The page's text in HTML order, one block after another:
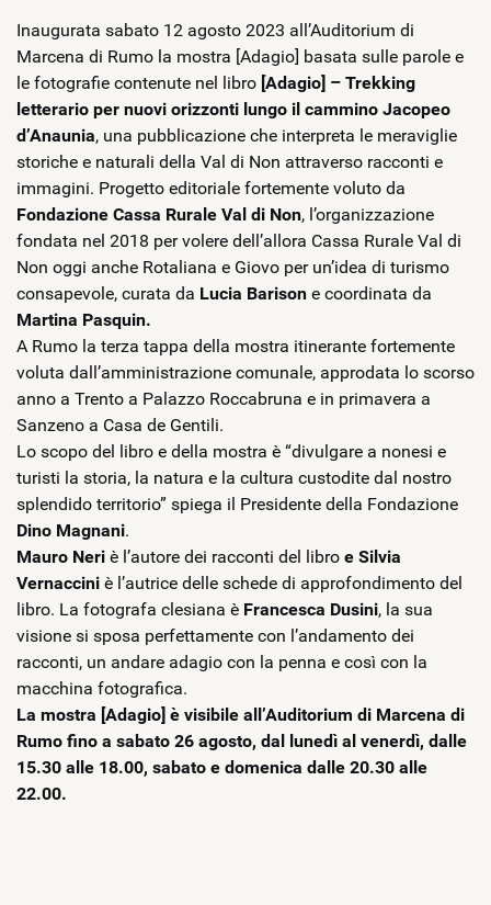
Inaugurata sabato 12 agosto 2023 all’Auditorium di
Marcena di Rumo la mostra [Adagio] basata sulle parole e
le fotografie contenute nel libro [Adagio] – Trekking
letterario per nuovi orizzonti lungo il cammino Jacopeo
d’Anaunia, una pubblicazione che interpreta le meraviglie
storiche e naturali della Val di Non attraverso racconti e
immagini. Progetto editoriale fortemente voluto da
Fondazione Cassa Rurale Val di Non, l’organizzazione
fondata nel 2018 per volere dell’allora Cassa Rurale Val di
Non oggi anche Rotaliana e Giovo per un’idea di turismo
consapevole, curata da Lucia Barison e coordinata da
Martina Pasquin.
A Rumo la terza tappa della mostra itinerante fortemente
voluta dall’amministrazione comunale, approdata lo scorso
anno a Trento a Palazzo Roccabruna e in primavera a
Sanzeno a Casa de Gentili.
Lo scopo del libro e della mostra è “divulgare a nonesi e
turisti la storia, la natura e la cultura custodite dal nostro
splendido territorio” spiega il Presidente della Fondazione
Dino Magnani.
Mauro Neri è l’autore dei racconti del libro e Silvia
Vernaccini è l’autrice delle schede di approfondimento del
libro. La fotografa clesiana è Francesca Dusini, la sua
visione si sposa perfettamente con l’andamento dei
racconti, un andare adagio con la penna e così con la
macchina fotografica.
La mostra [Adagio] è visibile all’Auditorium di Marcena di
Rumo fino a sabato 26 agosto, dal lunedì al venerdì, dalle
15.30 alle 18.00, sabato e domenica dalle 20.30 alle
22.00.